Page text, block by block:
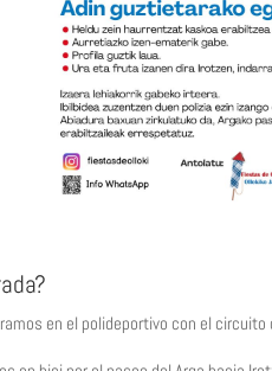
en el polideportivo con el circuito